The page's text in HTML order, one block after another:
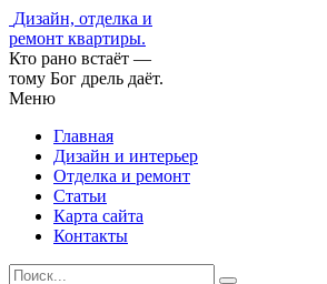
Дизайн, отделка и
ремонт квартиры.
Кто рано встаёт —
тому Бог дрель даёт.
Меню
Главная
Дизайн и интерьер
Отделка и ремонт
Статьи
Карта сайта
Контакты